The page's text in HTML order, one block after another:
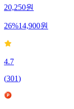
20,250원
26%14,900원
4.7
(301)